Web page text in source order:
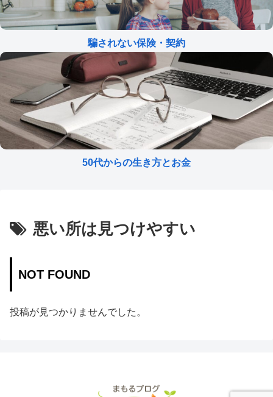
騙されない保険・契約
50代からの生き方とお金
悪い所は見つけやすい
NOT FOUND
投稿が見つかりませんでした。